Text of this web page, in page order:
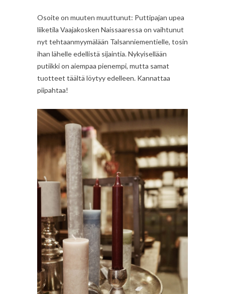
Osoite on muuten muuttunut: Puttipajan upea
liiketila Vaajakosken Naissaaressa on vaihtunut
nyt tehtaanmyymälään Talsanniementielle, tosin
ihan lähelle edellistä sijaintia. Nykyisellään
putiikki on aiempaa pienempi, mutta samat
tuotteet täältä löytyy edelleen. Kannattaa
piipahtaa!